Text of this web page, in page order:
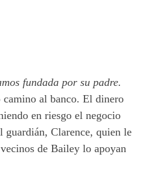
fundada por su padre.
al banco. El dinero
en riesgo el negocio
guardián, Clarence, quien le
de Bailey lo apoyan